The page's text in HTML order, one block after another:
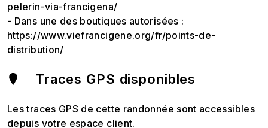
pelerin-via-francigena/
- Dans une des boutiques autorisées :
https://www.viefrancigene.org/fr/points-de-
distribution/
Traces GPS disponibles
Les traces GPS de cette randonnée sont accessibles
depuis votre espace client.